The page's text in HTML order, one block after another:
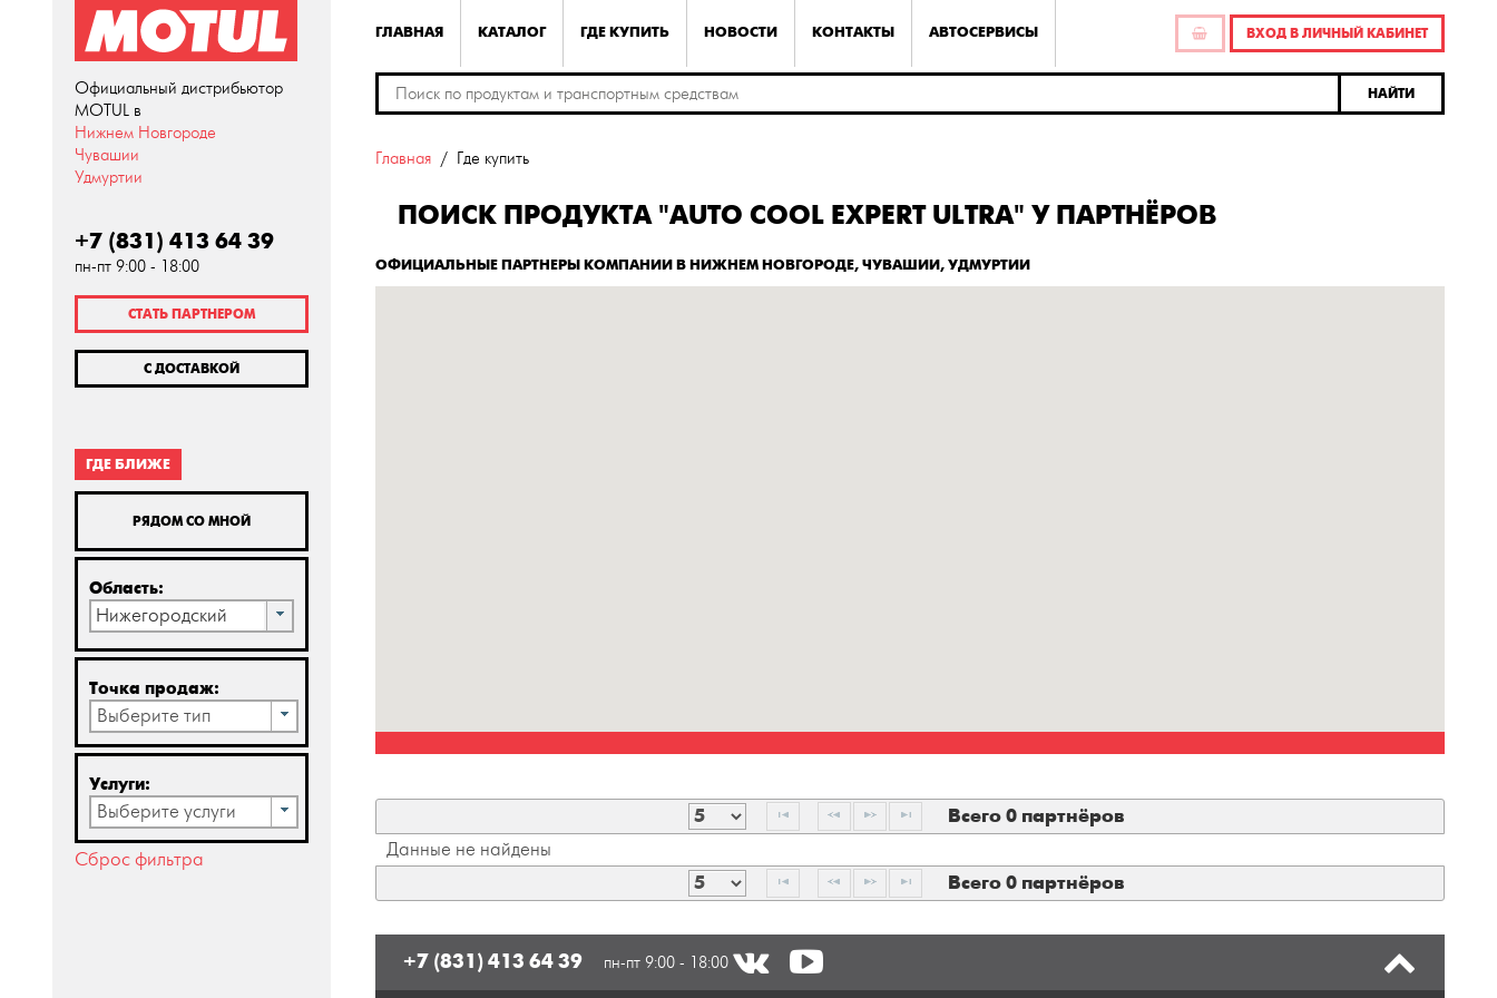
Официальный дистрибьютор
MOTUL в
Нижнем Новгороде
Чувашии
Удмуртии
+7 (831) 413 64 39
пн-пт 9:00 - 18:00
СТАТЬ ПАРТНЕРОМ
С ДОСТАВКОЙ
ГДЕ БЛИЖЕ
РЯДОМ СО МНОЙ
Область:
Нижегородский
Точка продаж:
Выберите тип
Услуги:
Выберите услуги
Сброс фильтра
ГЛАВНАЯ КАТАЛОГ ГДЕ КУПИТЬ НОВОСТИ КОНТАКТЫ АВТОСЕРВИСЫ ВХОД В ЛИЧНЫЙ КАБИНЕТ
НАЙТИ
Главная Где купить
ПОИСК ПРОДУКТА "AUTO COOL EXPERT ULTRA" У ПАРТНЁРОВ
ОФИЦИАЛЬНЫЕ ПАРТНЕРЫ КОМПАНИИ В НИЖНЕМ НОВГОРОДЕ, ЧУВАШИИ, УДМУРТИИ
Всего 0 партнёров
Данные не найдены
Всего 0 партнёров
+7 (831) 413 64 39 пн-пт 9:00 - 18:00